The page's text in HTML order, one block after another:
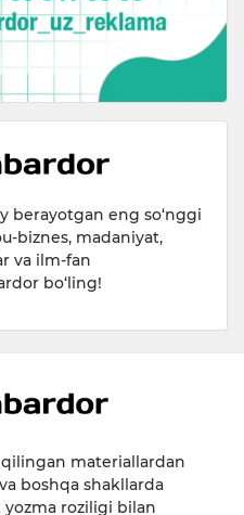
berayotgan eng so‘nggi
biznes, madaniyat,
va ilm-fan
bo‘ling!
qilingan materiallardan
boshqa shakllarda
roziligi bilan